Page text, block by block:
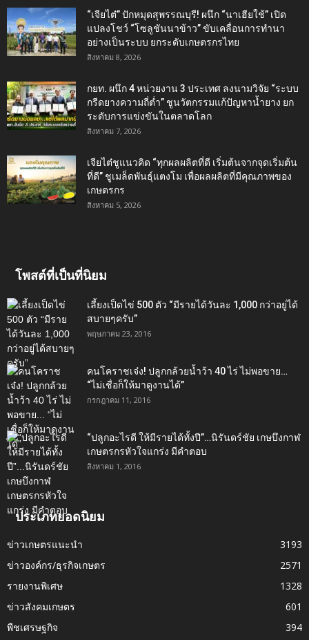
“เจียไต๋” ปักหมุดสุพรรณบุรี! ผนึก “นาเฮียใช้” เปิด
แปลงโชว์ “โซลูชันนาข้าว” ขับเคลื่อนการทำนา
อย่างเป็นระบบ ยกระดับเกษตรกรไทย
สิงหาคม 8, 2026
กยท. ผนึก 4 หน่วยงาน 3 ประเทศ ลงนามวิจัย “ระบบ
กรีดยางความถี่ต่ำ” ชูนวัตกรรมแก้ปัญหาน้ำยาง ยก
ระดับการแข่งขันในตลาดโลก
สิงหาคม 7, 2026
เจียไต๋ชูแนวคิด “ทุกผลผลิตที่ดี เริ่มต้นจากจุดเริ่มต้น
ที่ดี” ชูเมล็ดพันธุ์แตงโม เพื่อผลผลิตที่มีคุณภาพของ
เกษตรกร
สิงหาคม 5, 2026
โพสต์ที่เป็นที่นิยม
เลี้ยงเป็ดไข่ 500 ตัว “มีรายได้วันละ 1,000 กว่าอยู่ได้
สบายๆครับ”
พฤษภาคม 23, 2016
คนโคราชเจ๋ง! ปลูกกล้วยน้ำว้า 40 ไร่ ไม่พอขาย…
“ไม่เชื่อก็ให้มาดูงานได้”‬
กรกฎาคม 11, 2016
“ปลูกอะไรดี ให้มีรายได้ทั้งปี”…นิรันดร์ชัย เกษบึงกาฬ
เกษตรกรหัวใจแกร่ง มีคำตอบ
สิงหาคม 1, 2016
ประเภทยอดนิยม
ข่าวเกษตรแนะนำ
3193
ข่าวองค์กร/ธุรกิจเกษตร
2571
รายงานพิเศษ
1328
ข่าวสังคมเกษตร
601
พืชเศรษฐกิจ
394